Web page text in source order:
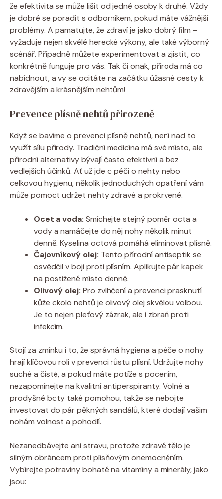
že efektivita se může lišit od jedné osoby k druhé. Vždy
je dobré se poradit s odborníkem, pokud máte vážnější
problémy. A pamatujte, že zdraví je jako dobrý film –
vyžaduje nejen skvélé herecké výkony, ale také výborný
scénář. Případně můžete experimentovat a zjistit, co
konkrétně funguje pro vás. Tak či onak, příroda má co
nabídnout, a vy se ocitáte na začátku úžasné cesty k
zdravějším a krásnějším nehtům!
Prevence plísně nehtů přirozeně
Když se bavíme o prevenci plísně nehtů, není nad to
využít sílu přírody. Tradiční medicína má své místo, ale
přírodní alternativy bývají často efektivní a bez
vedlejších účinků. Ať už jde o péči o nehty nebo
celkovou hygienu, několik jednoduchých opatření vám
může pomoct udržet nehty zdravé a prokrvené.
Ocet a voda: Smíchejte stejný poměr octa a
vody a namáčejte do něj nohy několik minut
denně. Kyselina octová pomáhá eliminovat plísně.
Čajovníkový olej: Tento přírodní antiseptik se
osvědčil v boji proti plísním. Aplikujte pár kapek
na postižené místo denně.
Olivový olej: Pro zvlhčení a prevenci prasknutí
kůže okolo nehtů je olivový olej skvělou volbou.
Je to nejen pleťový zázrak, ale i zbraň proti
infekcím.
Stojí za zmínku i to, že správná hygiena a péče o nohy
hrají klíčovou roli v prevenci růstu plísní. Udržujte nohy
suché a čisté, a pokud máte potíže s pocením,
nezapomínejte na kvalitní antiperspiranty. Volné a
prodyšné boty také pomohou, takže se nebojte
investovat do pár pěkných sandálů, které dodají vašim
nohám volnost a pohodlí.
Nezanedbávejte ani stravu, protože zdravé tělo je
silným obráncem proti plísňovým onemocněním.
Vybírejte potraviny bohaté na vitamíny a minerály, jako
jsou: